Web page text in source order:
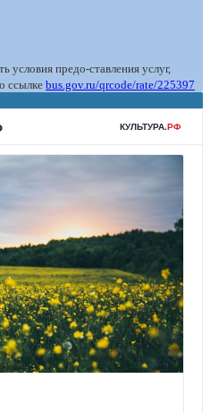
условия предо-ставления услуг,
ссылке bus.gov.ru/qrcode/rate/225397